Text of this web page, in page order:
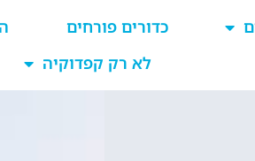
כדורים פורחים
לא רק קפדוקיה